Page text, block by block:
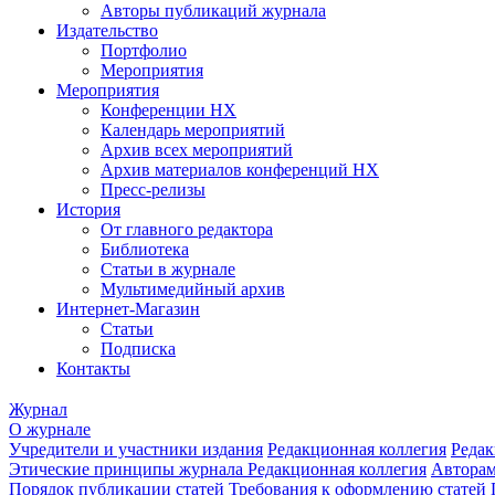
Авторы публикаций журнала
Издательство
Портфолио
Мероприятия
Мероприятия
Конференции НХ
Календарь мероприятий
Архив всех мероприятий
Архив материалов конференций НХ
Пресс-релизы
История
От главного редактора
Библиотека
Статьи в журнале
Мультимедийный архив
Интернет-Магазин
Статьи
Подписка
Контакты
Журнал
О журнале
Учредители и участники издания Редакционная коллегия
Этические принципы журнала Редакционная коллегия
Порядок публикации статей Требования к оформлению статей